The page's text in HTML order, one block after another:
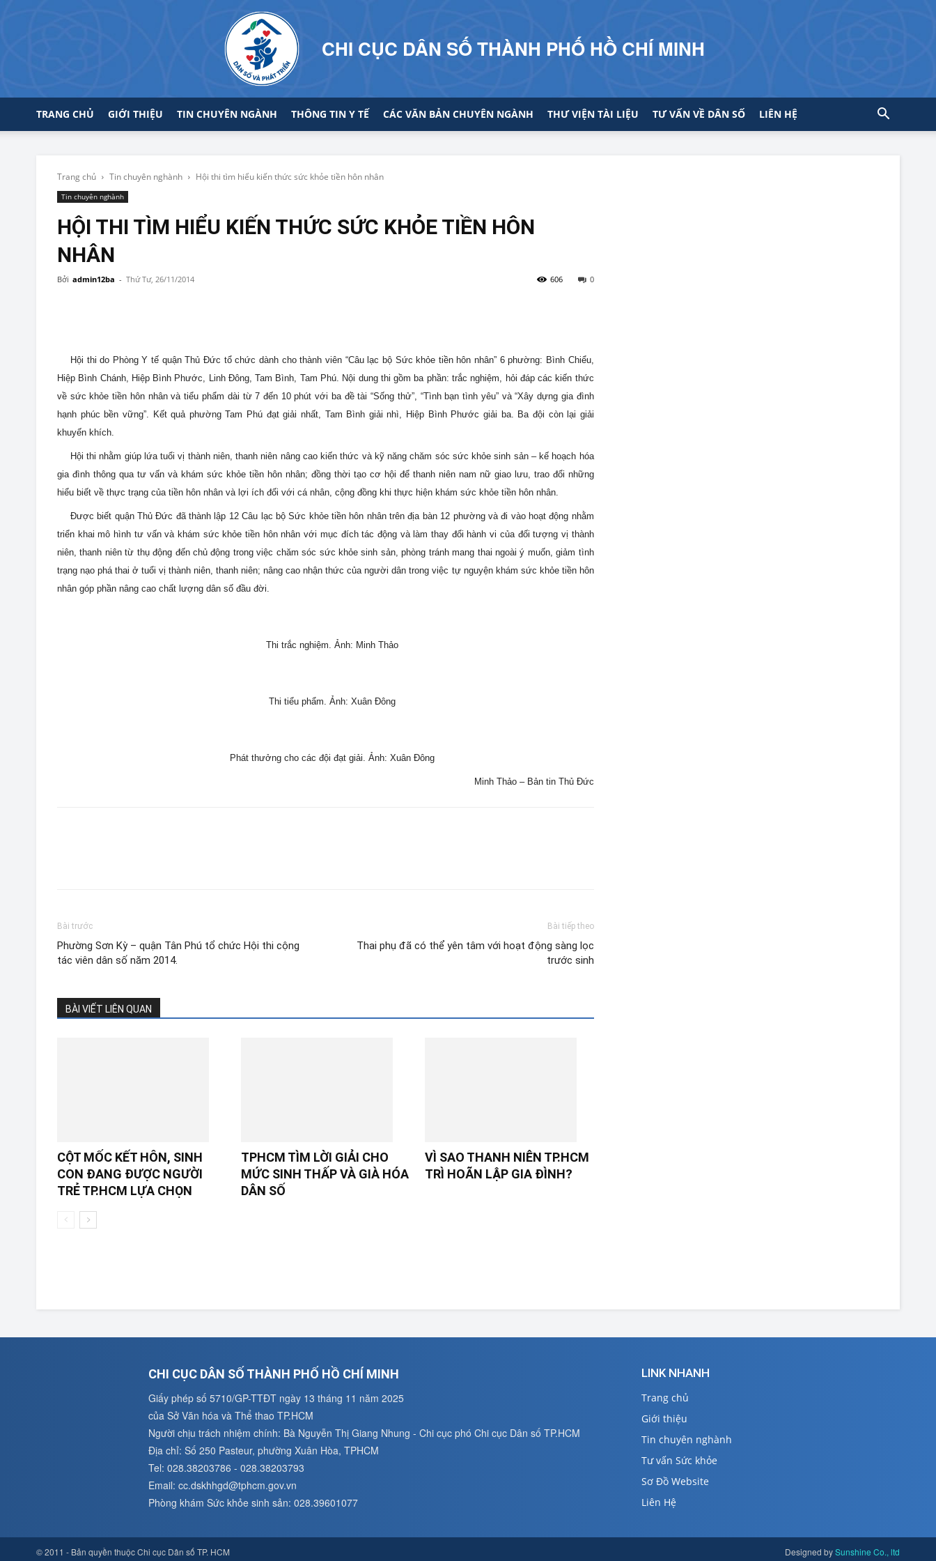
CHI CỤC DÂN SỐ THÀNH PHỐ HỒ CHÍ MINH
TRANG CHỦ GIỚI THIỆU TIN CHUYÊN NGÀNH THÔNG TIN Y TẾ CÁC VĂN BẢN CHUYÊN NGÀNH THƯ VIỆN TÀI LIỆU TƯ VẤN VỀ DÂN SỐ LIÊN HỆ
Trang chủ Tin chuyên nghành Hội thi tìm hiểu kiến thức sức khỏe tiền hôn nhân
Tin chuyên nghành
HỘI THI TÌM HIỂU KIẾN THỨC SỨC KHỎE TIỀN HÔN
NHÂN
Bởi admin12ba - Thứ Tư, 26/11/2014 0
606
Hội thi do Phòng Y tế quận Thủ Đức tổ chức dành cho thành viên “Câu lạc bộ Sức khỏe tiền hôn nhân” 6phường: Bình Chiểu,
Hiệp Bình Chánh, Hiệp Bình Phước, Linh Đông, Tam Bình, Tam Phú. Nội dung thigồm ba phần:trắc nghiệm, hỏi đápcác kiến thức
về sức khỏe tiền hôn nhânvàtiểu phẩm dài từ 7 đến 10 phút với ba đề tài “Sống thử”, “Tình bạn tình yêu” và “Xây dựng gia đình
hạnh phúc bền vững”. Kết quả phường Tam Phú đạt giải nhất, Tam Bình giải nhì, Hiệp Bình Phước giải ba. Ba đội còn lại giải
khuyến khích.
Hội thi nhằm giúp lứa tuổi vị thành niên, thanh niên nâng cao kiến thức và kỹ năng chăm sóc sức khỏe sinh sản– kế hoạch hóa
gia đình thông qua tư vấn và khám sức khỏetiền hôn nhân; đồng thời tạo cơ hội để thanh niên nam nữ giao lưu, trao đổi những
hiểu biết về thực trạng của tiền hôn nhân vàlợi ích đối với cá nhân, cộng đồng khi thực hiện khám sức khỏe tiền hôn nhân.
Được biết quận Thủ Đức đã thành lập 12Câu lạc bộSức khỏe tiền hôn nhân trên địa bàn 12 phường và đi vào hoạt động nhằm
triển khai mô hình tư vấn và khám sức khỏe tiền hôn nhân với mục đích tác động và làm thay đổi hành vi của đối tượng vị thành
niên, thanh niên từ thụ động đến chủ động trong việc chăm sóc sức khỏe sinh sản, phòng tránh mang thai ngoài ý muốn, giảm tình
trạng nạo phá thai ở tuổi vị thành niên, thanh niên; nâng cao nhận thức của người dân trong việc tự nguyện khám sức khỏe tiền hôn
nhân góp phần nâng cao chất lượng dân số đầu đời.
Thi trắc nghiệm. Ảnh: Minh Thảo
Thi tiểu phẩm. Ảnh: Xuân Đông
Phát thưởng cho các đội đạt giải. Ảnh: Xuân Đông
Minh Thảo – Bản tin Thủ Đức
Bài trước
Phường Sơn Kỳ – quận Tân Phú tổ chức Hội thi cộng
tác viên dân số năm 2014.
Bài tiếp theo
Thai phụ đã có thể yên tâm với hoạt động sàng lọc
trước sinh
BÀI VIẾT LIÊN QUAN
CỘT MỐC KẾT HÔN, SINH
CON ĐANG ĐƯỢC NGƯỜI
TRẺ TP.HCM LỰA CHỌN
TPHCM TÌM LỜI GIẢI CHO
MỨC SINH THẤP VÀ GIÀ HÓA
DÂN SỐ
VÌ SAO THANH NIÊN TP.HCM
TRÌ HOÃN LẬP GIA ĐÌNH?
CHI CỤC DÂN SỐ THÀNH PHỐ HỒ CHÍ MINH
Giấy phép số 5710/GP-TTĐT ngày 13 tháng 11 năm 2025
của Sở Văn hóa và Thể thao TP.HCM
Người chịu trách nhiệm chính: Bà Nguyễn Thị Giang Nhung - Chi cục phó Chi cục Dân số TP.HCM
Địa chỉ: Số 250 Pasteur, phường Xuân Hòa, TPHCM
Tel: 028.38203786 - 028.38203793
Email: cc.dskhhgd@tphcm.gov.vn
Phòng khám Sức khỏe sinh sản: 028.39601077
LINK NHANH
Trang chủ
Giới thiệu
Tin chuyên nghành
Tư vấn Sức khỏe
Sơ Đồ Website
Liên Hệ
© 2011 - Bản quyền thuộc Chi cục Dân số TP. HCM Designed bySunshine Co., ltd